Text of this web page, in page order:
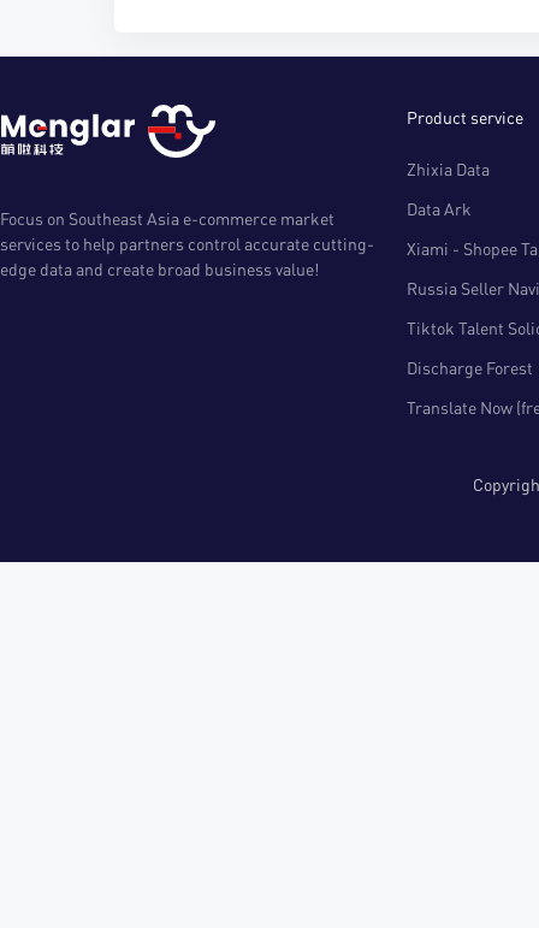
Focus on Southeast Asia e-commerce market
services to help partners control accurate cutting-
edge data and create broad business value!
Product service
Zhixia Data
Data Ark
Xiami - Shopee
Russia Seller
Tiktok Talent
Discharge Forest
Translate Now